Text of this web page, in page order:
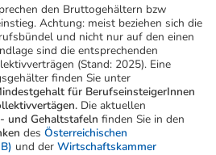
den Bruttogehältern bzw
Achtung: meist beziehen sich die
und nicht nur auf den einen
sind die entsprechenden
(Stand: 2025). Eine
finden Sie unter
für BerufseinsteigerInnen
Die aktuellen
und Gehaltstafeln finden Sie in den
des Österreichischen
und der Wirtschaftskammer